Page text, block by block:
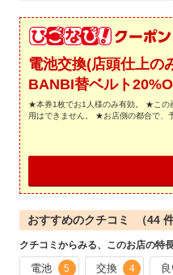
電池交換(店頭仕上の
BANBI替ベルト
★本券1枚でお1人様のみ有効。 ★この
用はできません。 ★お店側の都合で、
おすすめのクチコミ （44
クチコミからみる、このお店の特
電池 5 交換 4